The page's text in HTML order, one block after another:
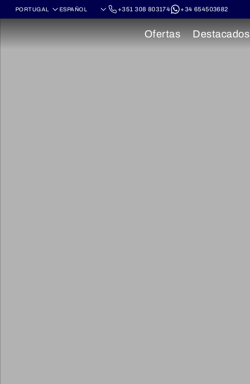
+351 308 803174 +34 654503682
Ofertas Destacados